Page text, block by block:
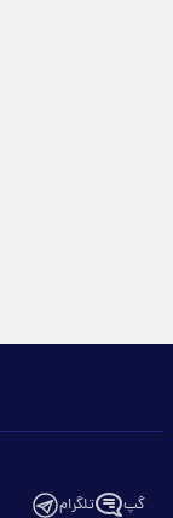
گپ تلگرام